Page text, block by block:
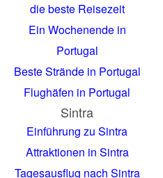
die beste Reisezeit
Ein Wochenende in
Portugal
Beste Strände in Portugal
Flughäfen in Portugal
Sintra
Einführung zu Sintra
Attraktionen in Sintra
Tagesausflug nach Sintra